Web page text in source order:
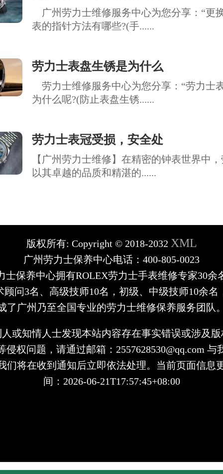
广州劳力士维修服务中心为您分享：“更
表的指针方法有哪些?(手......
劳力士表盘生锈是为什么
劳力士维修服务中心为您分享：“劳力士
为什么呢?(防止表盘生锈......
劳力士表冠受损，安全处
【广州劳力士维修】在精密的钟表世界中
以其卓越的品质和精湛的......
版权所有: Copyright © 2018-2032 XML
广州劳力士保养中心电话：400-805-0023
士保养中心拥有ROLEX劳力士手表维修专家30余
顾问3名、高级技师10名，初级、中级技师10余名
了广州乃至全国专业的劳力士维修保养服务团队。
或知情人士发现本站内容存在事实错误或涉及版
侵权问题，请通过邮箱：2557628530@qq.com 与
们将在收到通知后立即依法处理。当前页面信息
间：2026-06-21T17:57:45+08:00